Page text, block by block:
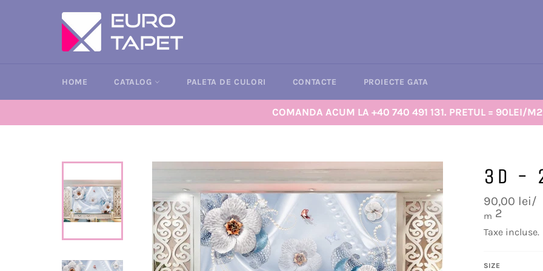
HOME CATALOG PALETA DE CULORI CONTACTE PROIECTE GATA
COMANDA ACUM LA +40 740 491 131. PRETUL = 90LEI/M2
3D -
Preț
obișnuit
90,00 lei/
m 2
Taxe incluse.
SIZE